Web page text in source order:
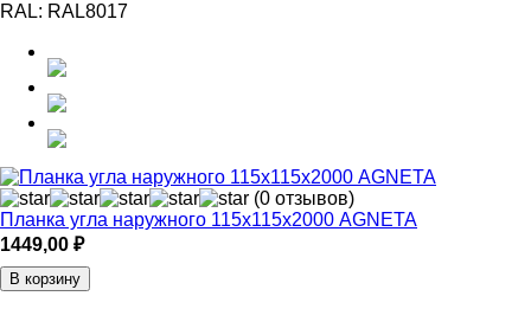
RAL: RAL8017
(0 отзывов)
Планка угла наружного 115х115х2000 AGNETA
1449,00 ₽
В корзину